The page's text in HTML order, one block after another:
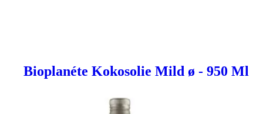
Bioplanéte Kokosolie Mild ø - 950 Ml